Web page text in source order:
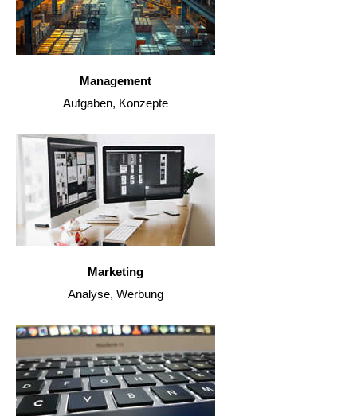
Management
Aufgaben, Konzepte
Marketing
Analyse, Werbung